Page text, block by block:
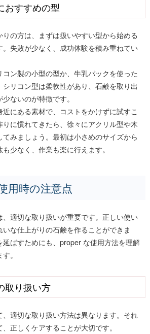
おすすめの型
の方は、まずは扱いやすい型から始める
失敗が少なく、成功体験を積み重ねてい
ン製の小型の型か、牛乳パックを使った
リコン型は柔軟性があり、石鹸を取り出
ないのが特徴です。
にある素材で、コストをかけずに試すこ
りに慣れてきたら、徐々にアクリル型や木
みましょう。最初は小さめのサイズから
少なく、作業も楽に行えます。
用時の注意点
適切な取り扱いが重要です。正しい使い
な仕上がりの石鹸を作ることができま
ばすためにも、proper な使用方法を理解
。
取り扱い方
適切な取り扱い方法は異なります。それ
正しくケアすることが大切です。